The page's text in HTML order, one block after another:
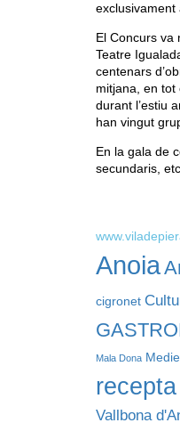
exclusivament
El Concurs va
Teatre
centenars
mitjana, en tot
durant l’estiu
han vingut
En la gala de
secundaris,
Anoia
cigronet
Mala Dona
recepta
Vallbona